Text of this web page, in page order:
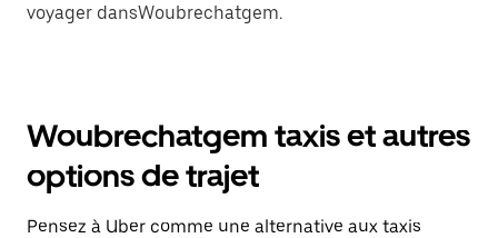
voyager dansWoubrechatgem.
Woubrechatgem taxis et autres
options de trajet
Pensez à Uber comme une alternative aux taxis